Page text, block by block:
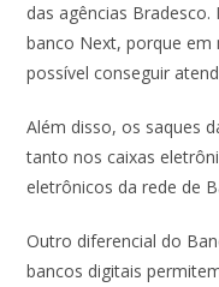
das agências
banco Next, porque
possível conseguir
Além disso, os saques
tanto nos caixas
eletrônicos da rede de
Outro diferencial do
bancos digitais